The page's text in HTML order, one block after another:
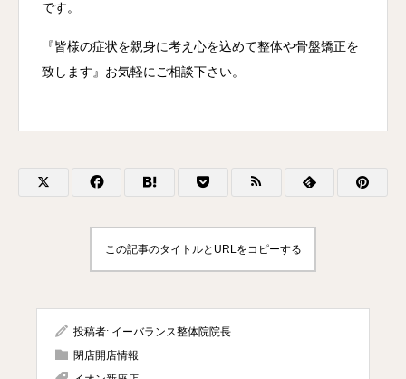
です。
『皆様の症状を親身に考え心を込めて整体や骨盤矯正を
致します』お気軽にご相談下さい。
この記事のタイトルとURLをコピーする
投稿者: イーバランス整体院院長
閉店開店情報